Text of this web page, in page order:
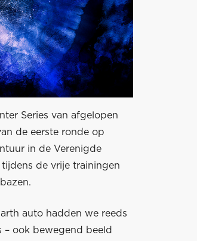
Series van afgelopen
de eerste ronde op
in de Verenigde
de vrije trainingen
auto hadden we reeds
– ook bewegend beeld